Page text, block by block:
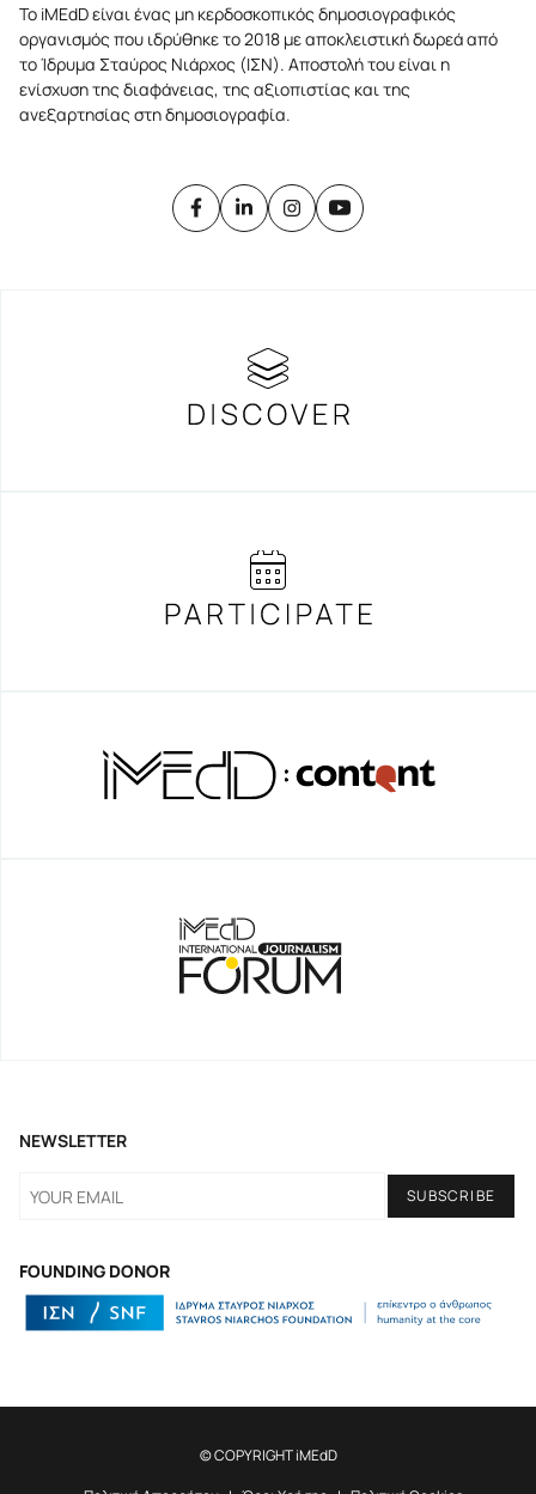
Το iMEdD είναι ένας μη κερδοσκοπικός δημοσιογραφικός
οργανισμός που ιδρύθηκε το 2018 με αποκλειστική δωρεά από
το Ίδρυμα Σταύρος Νιάρχος (ΙΣΝ). Αποστολή του είναι η
ενίσχυση της διαφάνειας, της αξιοπιστίας και της
ανεξαρτησίας στη δημοσιογραφία.
FOUNDING DONOR
NEWSLETTER
© COPYRIGHT iMEdD